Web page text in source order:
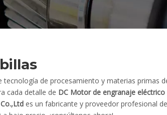
tecnología de procesamiento y materias primas
cada detalle de DC Motor de engranaje eléctrico
es un fabricante y proveedor profesional de